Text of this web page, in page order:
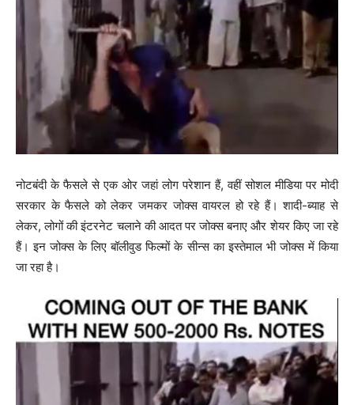
नोटबंदी के फैसले से एक ओर जहां लोग परेशान हैं, वहीं सोशल मीडिया पर मोदी
सरकार के फैसले को लेकर जमकर जोक्स वायरल हो रहे हैं। शादी-ब्याह से
लेकर, लोगों की इंटरनेट चलाने की आदत पर जोक्स बनाए और शेयर किए जा रहे
हैं। इन जोक्स के लिए बॉलीवुड फिल्मों के सीन्स का इस्तेमाल भी जोक्स में किया
जा रहा है।